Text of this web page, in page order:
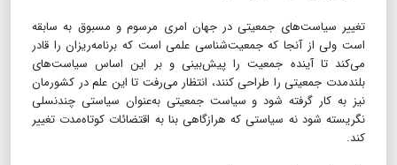
تغییر سیاست‌های جمعیتی در جهان امری مرسوم و مسبوق به سابقه
است ولی از آنجا که جمعیت‌شناسی علمی است که برنامه‌ریزان را قادر
می‌کند تا آینده جمعیت را پیش‌بینی و بر این اساس سیاست‌های
بلندمدت جمعیتی را طراحی کنند، انتظار می‌رفت تا این علم در کشورمان
نیز به کار گرفته شود و سیاست جمعیتی به‌عنوان سیاستی چندنسلی
نگریسته شود نه سیاستی که هرازگاهی بنا به اقتضائات کوتاه‌مدت تغییر
کند.